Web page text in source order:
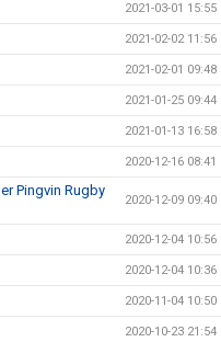
2021-03-01 15:55
2021-02-02 11:56
2021-02-01 09:48
2021-01-25 09:44
2021-01-13 16:58
2020-12-16 08:41
Pingvin Rugby
2020-12-09 09:40
2020-12-04 10:56
2020-12-04 10:36
2020-11-04 10:50
2020-10-23 21:54